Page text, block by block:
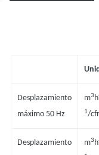
Desplazamiento
máximo 50 Hz
m3h
1/
Desplazamiento
m3h